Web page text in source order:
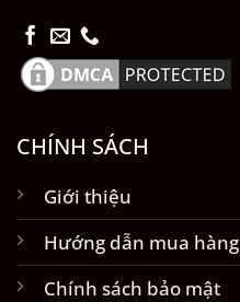
CHÍNH SÁCH
Giới thiệu
Hướng dẫn mua hàng
Chính sách bảo mật